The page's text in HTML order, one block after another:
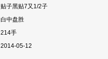
贴子黑贴7又1/2子
白中盘胜
214手
2014-05-12